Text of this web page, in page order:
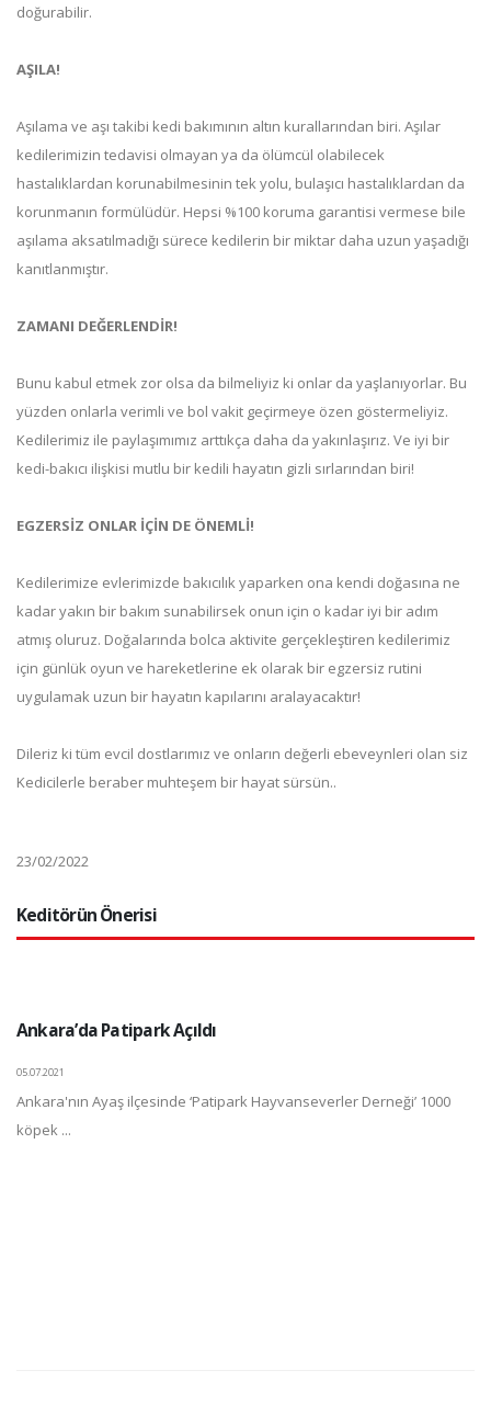
doğurabilir.
AŞILA!
Aşılama ve aşı takibi kedi bakımının altın kurallarından biri. Aşılar
kedilerimizin tedavisi olmayan ya da ölümcül olabilecek
hastalıklardan korunabilmesinin tek yolu, bulaşıcı hastalıklardan da
korunmanın formülüdür. Hepsi %100 koruma garantisi vermese bile
aşılama aksatılmadığı sürece kedilerin bir miktar daha uzun yaşadığı
kanıtlanmıştır.
ZAMANI DEĞERLENDİR!
Bunu kabul etmek zor olsa da bilmeliyiz ki onlar da yaşlanıyorlar. Bu
yüzden onlarla verimli ve bol vakit geçirmeye özen göstermeliyiz.
Kedilerimiz ile paylaşımımız arttıkça daha da yakınlaşırız. Ve iyi bir
kedi-bakıcı ilişkisi mutlu bir kedili hayatın gizli sırlarından biri!
EGZERSİZ ONLAR İÇİN DE ÖNEMLİ!
Kedilerimize evlerimizde bakıcılık yaparken ona kendi doğasına ne
kadar yakın bir bakım sunabilirsek onun için o kadar iyi bir adım
atmış oluruz. Doğalarında bolca aktivite gerçekleştiren kedilerimiz
için günlük oyun ve hareketlerine ek olarak bir egzersiz rutini
uygulamak uzun bir hayatın kapılarını aralayacaktır!
Dileriz ki tüm evcil dostlarımız ve onların değerli ebeveynleri olan siz
Kedicilerle beraber muhteşem bir hayat sürsün..
23/02/2022
Keditörün Önerisi
Ankara’da Patipark Açıldı
05.07.2021
Ankara'nın Ayaş ilçesinde ‘Patipark Hayvanseverler Derneği’ 1000
köpek ...